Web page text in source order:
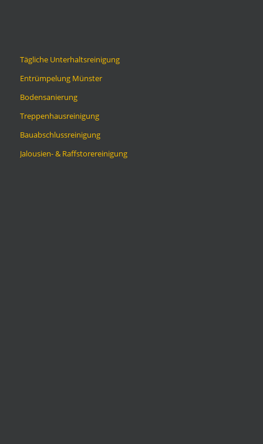
Tägliche Unterhaltsreinigung
Entrümpelung Münster
Bodensanierung
Treppenhausreinigung
Bauabschlussreinigung
Jalousien- & Raffstorereinigung